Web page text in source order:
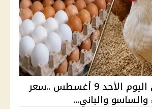
أسعار الدواجن اليوم الأحد 9 أغسطس ..سعر
والساسو والباني...